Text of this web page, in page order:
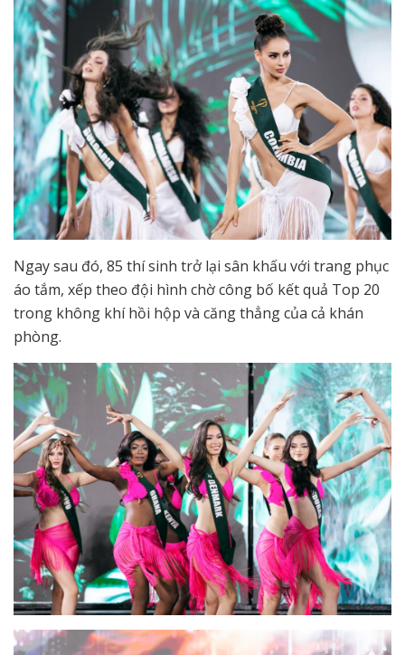
Ngay sau đó, 85 thí sinh trở lại sân khấu với trang phục
áo tắm, xếp theo đội hình chờ công bố kết quả Top 20
trong không khí hồi hộp và căng thẳng của cả khán
phòng.